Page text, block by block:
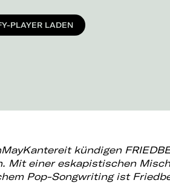
PLAYER LADEN
kündigen
Mit einer eskapistischen
Pop-Songwriting ist